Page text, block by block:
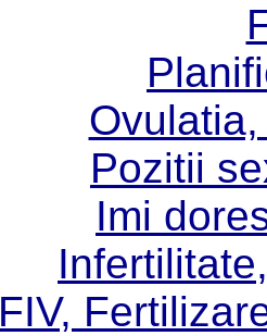
Pozitii
Imi
FIV,